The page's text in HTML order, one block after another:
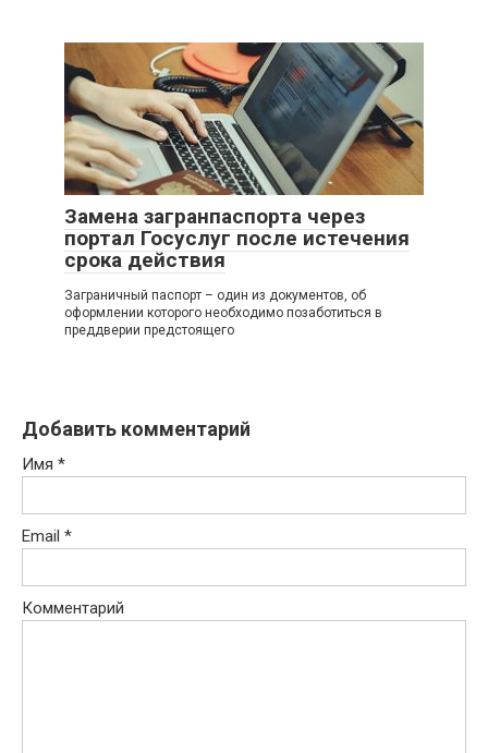
Замена загранпаспорта через
портал Госуслуг после истечения
срока действия
Заграничный паспорт – один из документов, об
оформлении которого необходимо позаботиться в
преддверии предстоящего
Добавить комментарий
Имя *
Email *
Комментарий